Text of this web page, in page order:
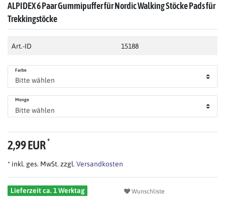
ALPIDEX 6 Paar Gummipuffer für Nordic Walking Stöcke Pads für
Trekkingstöcke
Art.-ID 15188
Farbe
Menge
2,99 EUR*
* inkl. ges. MwSt. zzgl. Versandkosten
Lieferzeit ca. 1 Werktag Wunschliste